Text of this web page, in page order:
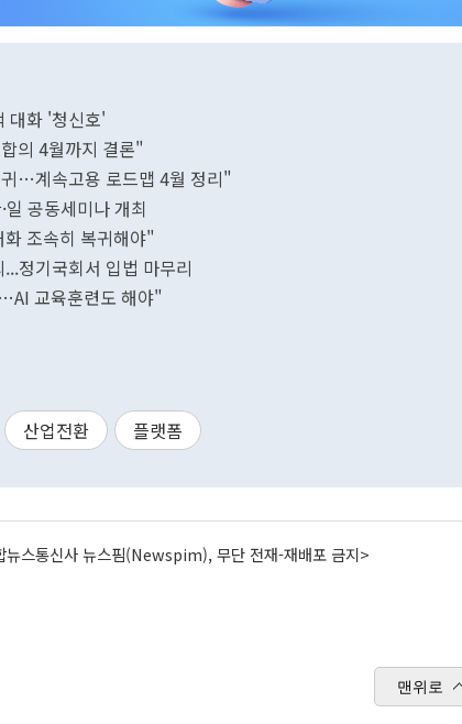
대화 '청신호'
의 4월까지 결론"
…계속고용 로드맵 4월 정리"
공동세미나 개최
조속히 복귀해야"
정기국회서 입법 마무리
교육훈련도 해야"
산업전환 플랫폼
뉴스통신사 뉴스핌(Newspim), 무단 전재-재배포 금지>
맨위로